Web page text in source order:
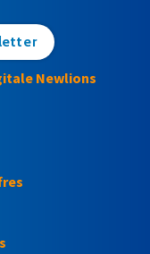
Newlions